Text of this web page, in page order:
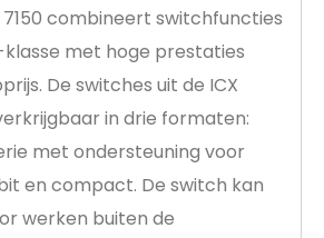
7150 combineert switchfuncties
met hoge prestaties
De switches uit de ICX
in drie formaten:
met ondersteuning voor
en compact. De switch kan
werken buiten de